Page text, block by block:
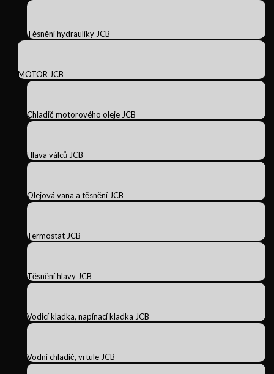
Těsnění hydrauliky JCB
MOTOR JCB
Chladič motorového oleje JCB
Hlava válců JCB
Olejová vana a těsnění JCB
Termostat JCB
Těsnění hlavy JCB
Vodicí kladka, napínací kladka JCB
Vodní chladič, vrtule JCB